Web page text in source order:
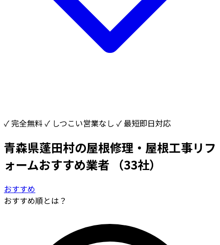
✓ 完全無料 ✓ しつこい営業なし ✓ 最短即日対応
青森県蓬田村の屋根修理・屋根工事リフ
ォームおすすめ業者
（33社）
おすすめ
おすすめ順とは？